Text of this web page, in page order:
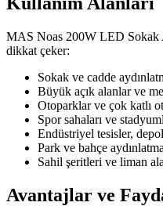
MAS Noas 200W LED Sokak
dikkat çeker:
Sokak ve cadde
Büyük açık alanlar ve
Otoparklar ve çok katlı
Spor sahaları ve
Endüstriyel tesisler,
Park ve bahçe
Sahil şeritleri ve liman
Avantajlar ve